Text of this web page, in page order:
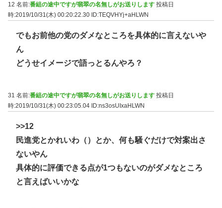
12 名前:番組の途中ですが翡翠の名無しがお送りします 投稿日
時:2019/10/31(木) 00:20:22.30 ID:TEQVHYj+aHLWN
でもお前他の党のダメなところを具体的に言えないや
ん
どうせイメージで語っとるんやろ？
31 名前:番組の途中ですが翡翠の名無しがお送りします 投稿日
時:2019/10/31(木) 00:23:05.04 ID:ns3osUIxaHLWN
>>12
民進党とかれいわ（）とか、何も騒ぐだけで対案出さ
ないやん
具体的に評価できる点が1つもないのがダメなところ
と言えばいいかな